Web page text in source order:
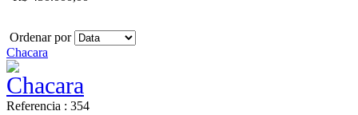
Ordenar por
Chacara
Referencia : 354